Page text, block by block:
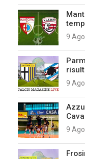
9
9
9